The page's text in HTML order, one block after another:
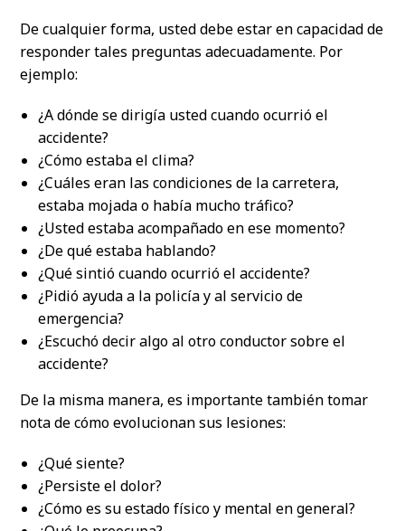
De cualquier forma, usted debe estar en capacidad de
responder tales preguntas adecuadamente. Por
ejemplo:
¿A dónde se dirigía usted cuando ocurrió el
accidente?
¿Cómo estaba el clima?
¿Cuáles eran las condiciones de la carretera,
estaba mojada o había mucho tráfico?
¿Usted estaba acompañado en ese momento?
¿De qué estaba hablando?
¿Qué sintió cuando ocurrió el accidente?
¿Pidió ayuda a la policía y al servicio de
emergencia?
¿Escuchó decir algo al otro conductor sobre el
accidente?
De la misma manera, es importante también tomar
nota de cómo evolucionan sus lesiones:
¿Qué siente?
¿Persiste el dolor?
¿Cómo es su estado físico y mental en general?